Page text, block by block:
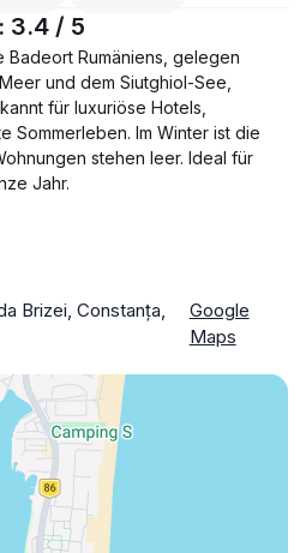
3.4 / 5
Badeort Rumäniens, gelegen
und dem Siutghiol-See,
für luxuriöse Hotels,
Sommerleben. Im Winter ist die
stehen leer. Ideal für
Jahr.
Brizei, Constanța,
Google
Maps